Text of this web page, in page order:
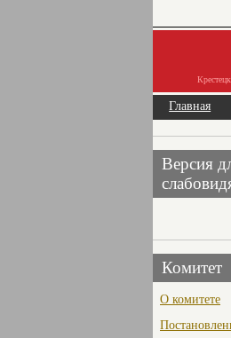
Главная
Версия
Комитет
О комитете